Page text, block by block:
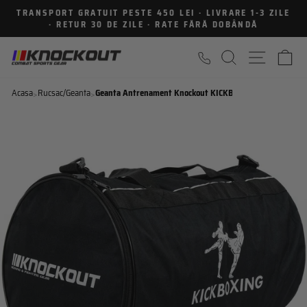
Sari
continut
Intrerupe
TRANSPORT GRATUIT PESTE 450 LEI · LIVRARE 1-3 ZILE
· RETUR 30 DE ZILE · RATE FĂRĂ DOBÂNDĂ
CAUTARE
Acasa>Rucsac/Geanta>Geanta Antrenament Knockout KICKBOXING